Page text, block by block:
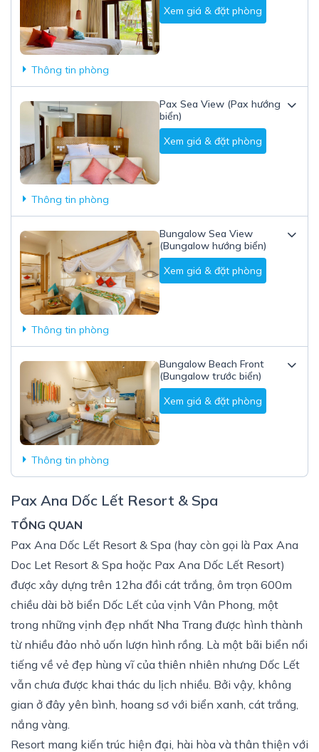
Xem giá & đặt phòng
Thông tin phòng
Pax Sea View (Pax hướng
biển)
Xem giá & đặt phòng
Thông tin phòng
Bungalow Sea View
(Bungalow hướng biển)
Xem giá & đặt phòng
Thông tin phòng
Bungalow Beach Front
(Bungalow trước biển)
Xem giá & đặt phòng
Thông tin phòng
Pax Ana Dốc Lết Resort & Spa
TỔNG QUAN
Pax Ana Dốc Lết Resort & Spa (hay còn gọi là Pax Ana
Doc Let Resort & Spa hoặc Pax Ana Dốc Lết Resort)
được xây dựng trên 12ha đồi cát trắng, ôm trọn 600m
chiều dài bờ biển Dốc Lết của vịnh Vân Phong, một
trong những vịnh đẹp nhất Nha Trang được hình thành
từ nhiều đảo nhỏ uốn lượn hình rồng. Là một bãi biển nổi
tiếng về vẻ đẹp hùng vĩ của thiên nhiên nhưng Dốc Lết
vẫn chưa được khai thác du lịch nhiều. Bởi vậy, không
gian ở đây yên bình, hoang sơ với biển xanh, cát trắng,
nắng vàng.
Resort mang kiến trúc hiện đại, hài hòa và thân thiện với